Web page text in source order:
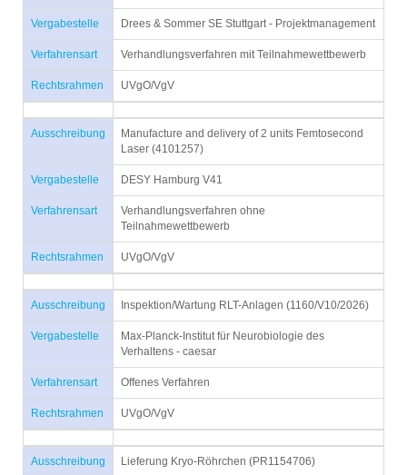
Vergabestelle Drees & Sommer SE Stuttgart - Projektmanagement
Verfahrensart Verhandlungsverfahren mit Teilnahmewettbewerb
Rechtsrahmen UVgO/VgV
Ausschreibung
Manufacture and delivery of 2 units Femtosecond
Laser (4101257)
Vergabestelle DESY Hamburg V41
Verfahrensart
Verhandlungsverfahren ohne
Teilnahmewettbewerb
Rechtsrahmen UVgO/VgV
Ausschreibung Inspektion/Wartung RLT-Anlagen (1160/V10/2026)
Vergabestelle
Max-Planck-Institut für Neurobiologie des
Verhaltens - caesar
Verfahrensart Offenes Verfahren
Rechtsrahmen UVgO/VgV
Ausschreibung Lieferung Kryo-Röhrchen (PR1154706)